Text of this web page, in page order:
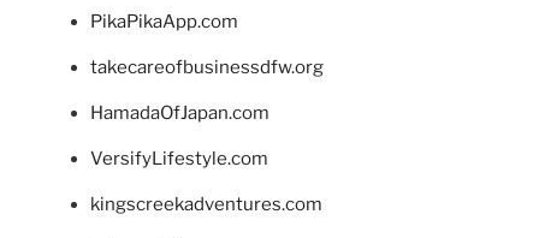
PikaPikaApp.com
takecareofbusinessdfw.org
HamadaOfJapan.com
VersifyLifestyle.com
kingscreekadventures.com